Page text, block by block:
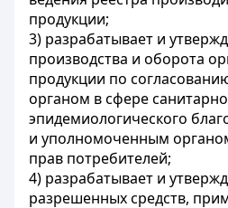
продукции;
3) разрабатывает и
производства и оборота
продукции по
органом в сфере
эпидемиологического
и уполномоченным
прав потребителей;
4) разрабатывает и
разрешенных средств,